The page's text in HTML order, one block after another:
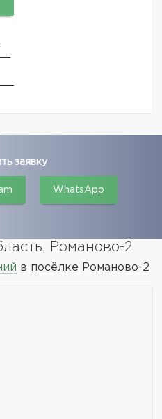
заявку
WhatsApp
Романово-2
в посёлке Романово-2